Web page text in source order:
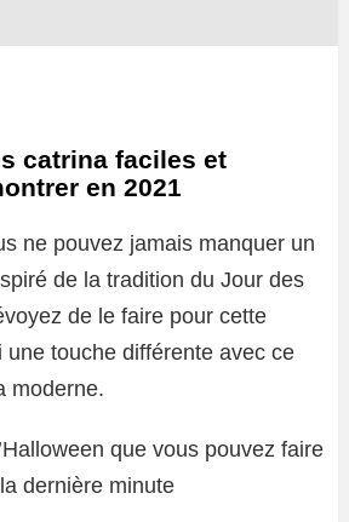
catrina faciles et
en 2021
ne pouvez jamais manquer un
de la tradition du Jour des
de le faire pour cette
une touche différente avec ce
moderne.
que vous pouvez faire
dernière minute